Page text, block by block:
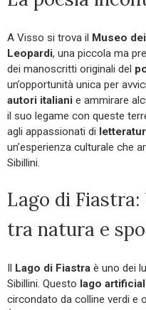
A Visso si trova il Museo
Leopardi, una piccola ma
dei manoscritti originali del
un’opportunità unica per
autori italiani e ammirare
il suo legame con queste
agli appassionati di
un’esperienza culturale che
Sibillini.
Lago di
tra natura e
Il Lago di Fiastra è uno dei
Sibillini. Questo lago
circondato da colline verdi e